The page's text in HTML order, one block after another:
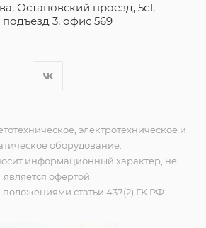
Остаповский проезд, 5с1,
подъезд 3, офис 569
электротехническое и
оборудование.
информационный характер, не
является офертой,
статьи 437(2) ГК РФ.